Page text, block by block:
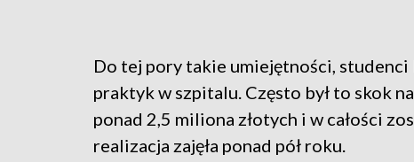
Do tej pory takie umiejętności,
praktyk w szpitalu. Często był to skok
ponad 2,5 miliona złotych i w całości
realizacja zajęła ponad pół roku.